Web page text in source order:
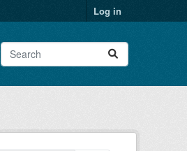
Log in